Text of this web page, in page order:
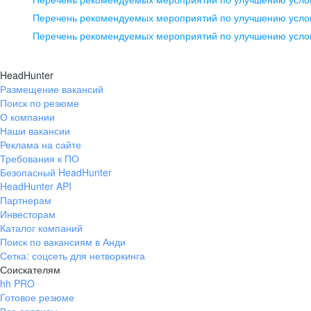
pr@ural.hh.ru
помещение 21
+7 383 207-94-64
pr@nsk.hh.ru
Перечень рекомендуемых мероприятий по улучшению
Перечень рекомендуемых мероприятий по улучшению
HeadHunter
Размещение вакансий
Поиск по резюме
О компании
Наши вакансии
Реклама на сайте
Требования к ПО
Безопасный HeadHunter
HeadHunter API
Партнерам
Инвесторам
Каталог компаний
Поиск по вакансиям в Анди
Сетка: соцсеть для нетворкинга
Соискателям
hh PRO
Готовое резюме